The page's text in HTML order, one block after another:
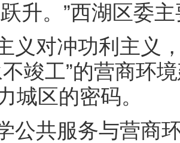
升。”西湖区委
义对冲功利主义
竣工”的营商环
城区的密码。
公共服务与营商